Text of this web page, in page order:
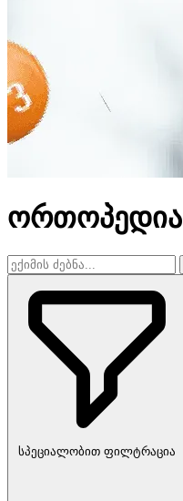
ორთოპედია
სპეციალობით ფილტრაცია